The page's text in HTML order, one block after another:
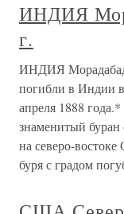
ИНДИЯ
г.
ИНДИЯ
погибли в Индии
апреля 1888
знаменитый
на северо-
буря с градом